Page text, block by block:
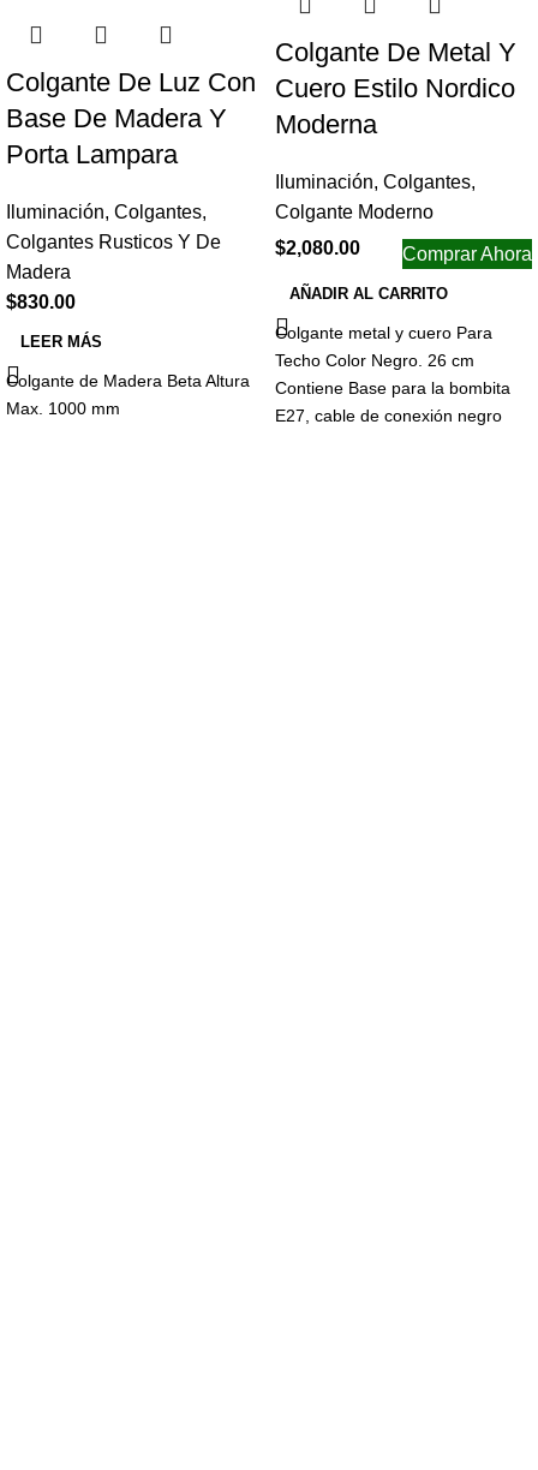
Colgante De Luz Con
Base De Madera Y
Porta Lampara
Iluminación, Colgantes,
Colgantes Rusticos Y De
Madera
$830.00
LEER MÁS
Colgante de Madera Beta Altura
Max. 1000 mm
Colgante De Metal Y
Cuero Estilo Nordico
Moderna
Iluminación, Colgantes,
Colgante Moderno
$2,080.00 Comprar Ahora
AÑADIR AL CARRITO
Colgante metal y cuero Para
Techo Color Negro. 26 cm
Contiene Base para la bombita
E27, cable de conexión negro